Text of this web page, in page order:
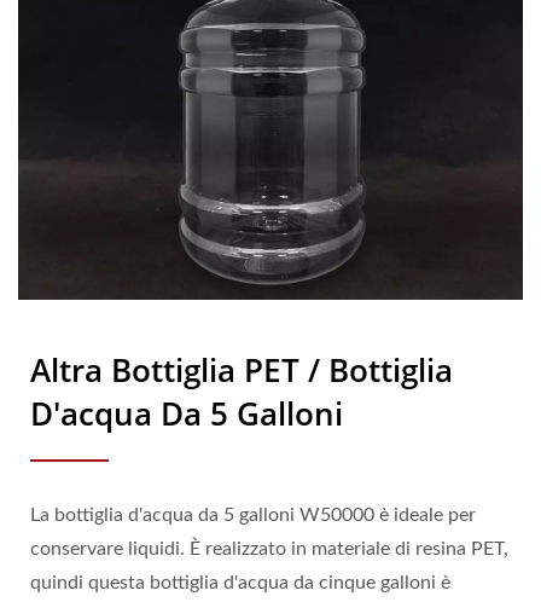
Altra Bottiglia PET / Bottiglia
D'acqua Da 5 Galloni
La bottiglia d'acqua da 5 galloni W50000 è ideale per
conservare liquidi. È realizzato in materiale di resina PET,
quindi questa bottiglia d'acqua da cinque galloni è